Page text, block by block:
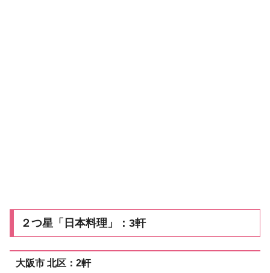
２つ星「日本料理」：3軒
大阪市 北区：2軒